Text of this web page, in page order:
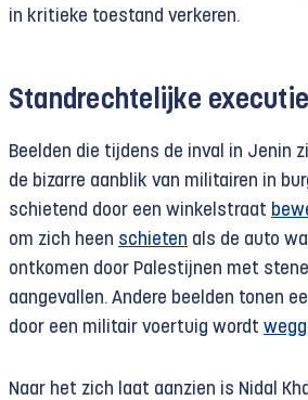
in kritieke toestand verkeren.
Standrechtelijke executie
Beelden die tijdens de inval in Jenin
de bizarre aanblik van militairen in
schietend door een winkelstraat
om zich heen schieten als de auto
ontkomen door Palestijnen met
aangevallen. Andere beelden tonen
door een militair voertuig wordt
Naar het zich laat aanzien is Nidal